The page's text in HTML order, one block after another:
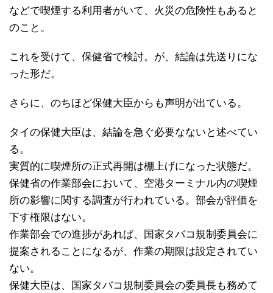
などで喫煙する利用者がいて、火災の危険性もあると
のこと。
これを受けて、保健省で検討。が、結論は先送りにな
った形だ。
さらに、のちほど保健大臣からも声明が出ている。
タイの保健大臣は、結論を急ぐ必要なないと述べてい
る。
実質的に喫煙所の正式再開は棚上げになった状態だ。
保健省の作業部会において、空港ターミナル内の喫煙
所の影響に関する調査が行われている。部会が評価を
下す権限はない。
作業部会での進捗があれば、国家タバコ規制委員会に
提案されることになるが、作業の期限は設定されてい
ない。
保健大臣は、国家タバコ規制委員会の委員長も務めて